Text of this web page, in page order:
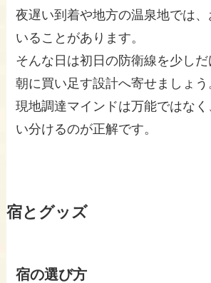
夜遅い到着や地方の温泉地では
いることがあります。
そんな日は初日の防衛線を少し
朝に買い足す設計へ寄せましょう
現地調達マインドは万能ではな
い分けるのが正解です。
宿とグッズ
宿の選び方